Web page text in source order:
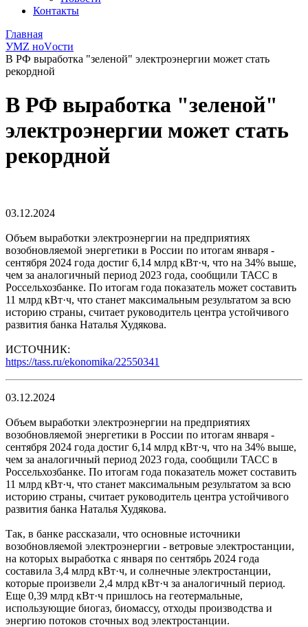
Контакты
Главная
УМZ ноVости
В РФ выработка "зеленой" электроэнергии может стать
рекордной
В РФ выработка "зеленой"
электроэнергии может стать
рекордной
03.12.2024
Объем выработки электроэнергии на предприятиях
возобновляемой энергетики в России по итогам января -
сентября 2024 года достиг 6,14 млрд кВт·ч, что на 34% выше,
чем за аналогичный период 2023 года, сообщили ТАСС в
Россельхозбанке. По итогам года показатель может составить
11 млрд кВт·ч, что станет максимальным результатом за всю
историю страны, считает руководитель центра устойчивого
развития банка Наталья Худякова.
ИСТОЧНИК:
https://tass.ru/ekonomika/22550341
03.12.2024
Объем выработки электроэнергии на предприятиях
возобновляемой энергетики в России по итогам января -
сентября 2024 года достиг 6,14 млрд кВт·ч, что на 34% выше,
чем за аналогичный период 2023 года, сообщили ТАСС в
Россельхозбанке. По итогам года показатель может составить
11 млрд кВт·ч, что станет максимальным результатом за всю
историю страны, считает руководитель центра устойчивого
развития банка Наталья Худякова.
Так, в банке рассказали, что основные источники
возобновляемой электроэнергии - ветровые электростанции,
на которых выработка c января по сентябрь 2024 года
составила 3,4 млрд кВт·ч, и солнечные электростанции,
которые произвели 2,4 млрд кВт·ч за аналогичный период.
Еще 0,39 млрд кВт·ч пришлось на геотермальные,
использующие биогаз, биомассу, отходы производства и
энергию потоков сточных вод электростанции.